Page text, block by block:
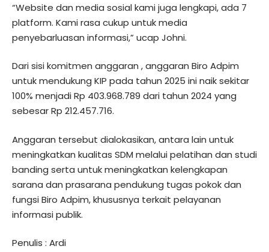
“Website dan media sosial kami juga lengkapi, ada 7
platform. Kami rasa cukup untuk media
penyebarluasan informasi,” ucap Johni.
Dari sisi komitmen anggaran , anggaran Biro Adpim
untuk mendukung KIP pada tahun 2025 ini naik sekitar
100% menjadi Rp 403.968.789 dari tahun 2024 yang
sebesar Rp 212.457.716.
Anggaran tersebut dialokasikan, antara lain untuk
meningkatkan kualitas SDM melalui pelatihan dan studi
banding serta untuk meningkatkan kelengkapan
sarana dan prasarana pendukung tugas pokok dan
fungsi Biro Adpim, khususnya terkait pelayanan
informasi publik.
Penulis : Ardi